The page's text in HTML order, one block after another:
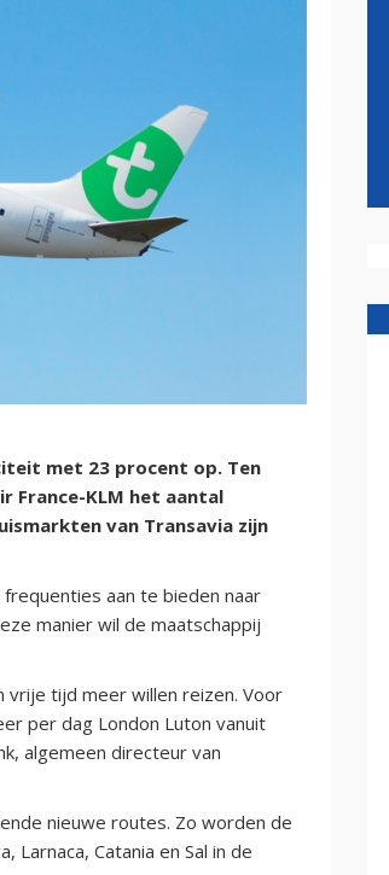
met 23 procent op. Ten
France-KLM het aantal
van Transavia zijn
aan te bieden naar
manier wil de maatschappij
vrije tijd meer willen reizen. Voor
per dag London Luton vanuit
algemeen directeur van
nieuwe routes. Zo worden de
Larnaca, Catania en Sal in de